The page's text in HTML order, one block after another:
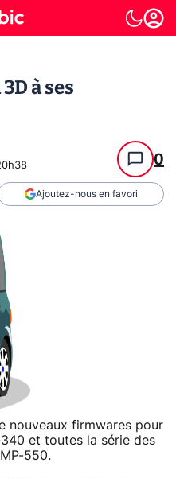
à ses
0
Ajoutez-nous en favori
nouveaux firmwares pour
et toutes la série des
550.